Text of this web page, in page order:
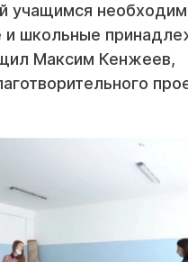
учащимся
и школьные
Максим Кенжеев,